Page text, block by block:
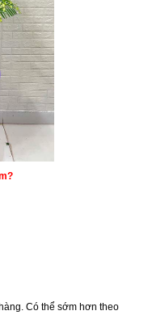
Có thể sớm hơn theo